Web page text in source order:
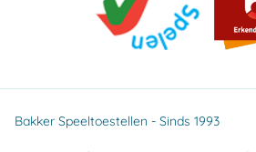
Bakker Speeltoestellen - Sinds 1993